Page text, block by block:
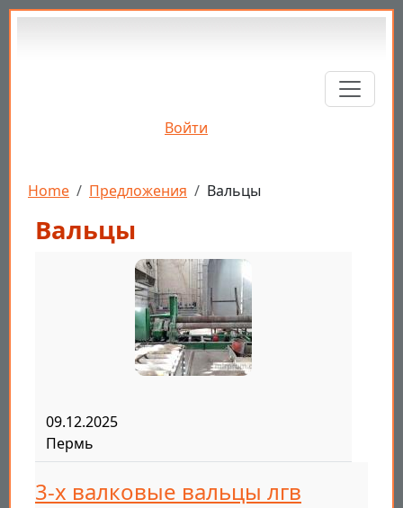
Перейти к основному содержанию
Войти
Строка навигации
Home Предложения Вальцы
Вальцы
09.12.2025
Пермь
3-х валковые вальцы лгв